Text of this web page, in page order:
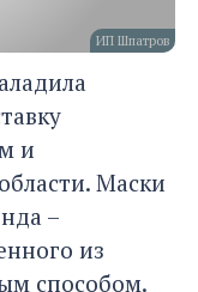
ИП Шпатров
и
Маски
–
из
способом.